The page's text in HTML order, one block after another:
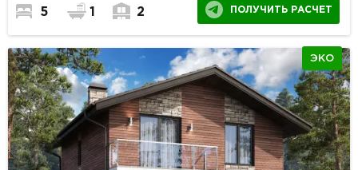
5 1 2 ПОЛУЧИТЬ РАСЧЕТ
ЭКО